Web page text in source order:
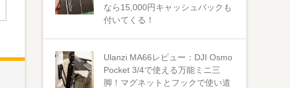
なら15,000円キャッシュバックも
付いてくる！
Ulanzi MA66レビュー：DJI Osmo
Pocket 3/4で使える万能ミニ三
脚！マグネットとフックで使い道